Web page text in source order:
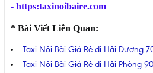
- https:taxinoibaire.com
* Bài Viết Liên Quan:
Taxi Nội Bài Giá Rẻ đi Hải Dương
Taxi Nội Bài Giá Rẻ đi Hải Phòng